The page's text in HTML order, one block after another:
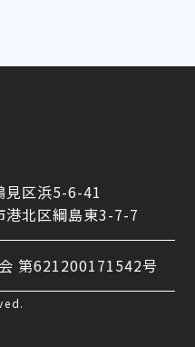
見区浜5-6-41
港北区綱島東3-7-7
第621200171542号